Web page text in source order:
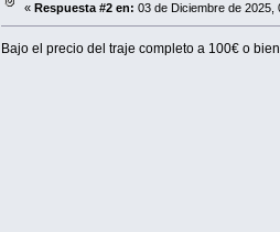
«Respuesta #2 en: 03 de Diciembre de 2025,
Bajo el precio del traje completo a 100€ o